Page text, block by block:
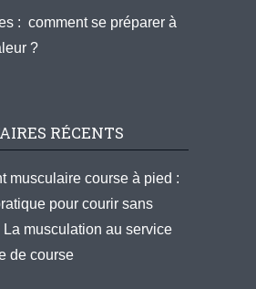
: comment se préparer à
?
RÉCENTS
musculaire course à pied :
pour courir sans
La musculation au service
de course